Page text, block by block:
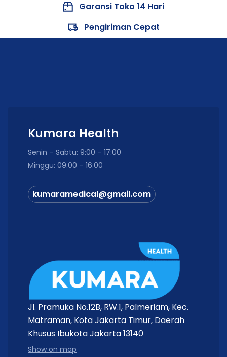
Garansi Toko 14 Hari
Pengiriman Cepat
Kumara Health
Senin – Sabtu: 9:00 – 17:00
Minggu: 09:00 – 16:00
kumaramedical@gmail.com
Jl. Pramuka No.12B, RW.1, Palmeriam, Kec.
Matraman, Kota Jakarta Timur, Daerah
Khusus Ibukota Jakarta 13140
Show on map